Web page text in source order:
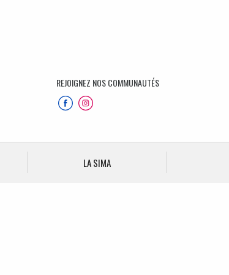
REJOIGNEZ NOS COMMUNAUTÉS
LA SIMA